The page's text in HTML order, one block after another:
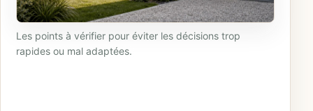
Les points à vérifier pour éviter les décisions trop
rapides ou mal adaptées.